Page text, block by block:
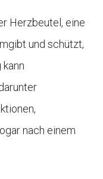
Herzbeutel, eine
und schützt,
nach einem